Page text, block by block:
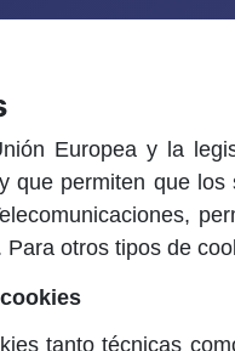
Europea y la
que permiten que
otros tipos de
tanto técnicas